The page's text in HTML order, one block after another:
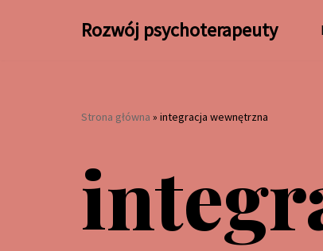
Rozwój psychoterapeuty
Strona główna » integracja wewnętrzna